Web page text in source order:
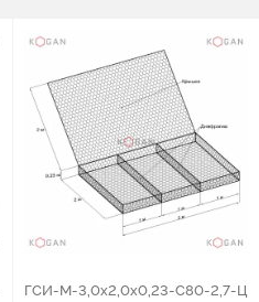
ГCИ-М-3,0х2,0х0,23-С80-2,7-Ц